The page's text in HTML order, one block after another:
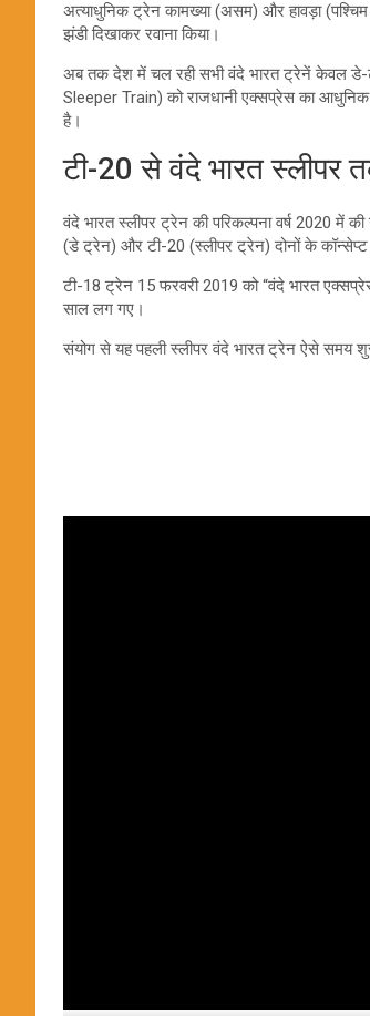
अत्याधुनिक ट्रेन कामख्या (असम) और हावड़ा (पश्चिम
झंडी दिखाकर रवाना किया।
अब तक देश में चल रही सभी वंदे भारत ट्रेनें केवल डे-
Sleeper Train) को राजधानी एक्सप्रेस का आधुनिक
है।
टी-20 से वंदे भारत स्लीपर
वंदे भारत स्लीपर ट्रेन की परिकल्पना वर्ष 2020 में
(डे ट्रेन) और टी-20 (स्लीपर ट्रेन) दोनों के
टी-18 ट्रेन 15 फरवरी 2019 को “वंदे भारत
साल लग गए।
संयोग से यह पहली स्लीपर वंदे भारत ट्रेन ऐसे समय